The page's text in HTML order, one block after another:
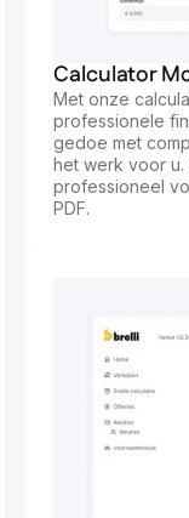
Calculator
Met onze
professionele
gedoe met
het werk voor
professioneel
PDF.